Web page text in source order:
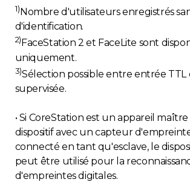
1) Nombre d'utilisateurs enregistrés
d'identification.
2) FaceStation 2 et FaceLite sont
uniquement.
3)Sélection possible entre entrée
supervisée.
• Si CoreStation est un appareil
dispositif avec un capteur
connecté en tant qu'esclave, le
peut être utilisé pour la
d'empreintes digitales.